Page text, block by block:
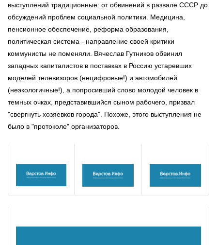
выступлений традиционные: от обвинений в развале СССР до
обсуждений проблем социальной политики. Медицина,
пенсионное обеспечение, реформа образования,
политическая система - направление своей критики
коммунисты не поменяли. Вячеслав Гутников обвинил
западных капиталистов в поставках в Россию устаревших
моделей телевизоров (нецифровые!) и автомобилей
(неэкологичные!), а попросивший слово молодой человек в
темных очках, представившийся сыном рабочего, призвал
"свергнуть хозяевков города". Похоже, этого выступления не
было в "протоколе" организаторов.